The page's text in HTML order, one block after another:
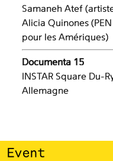
Samaneh Atef
Alicia Quinones
pour les Amériques)
Documenta 15
INSTAR Square Du-
Allemagne